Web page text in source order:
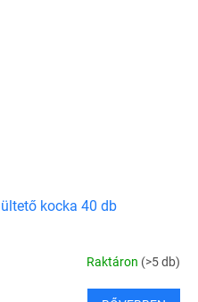
kocka 40 db
Raktáron (>5 db)